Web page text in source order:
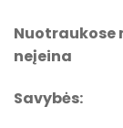
Nuotraukose
neįeina
Savybės: